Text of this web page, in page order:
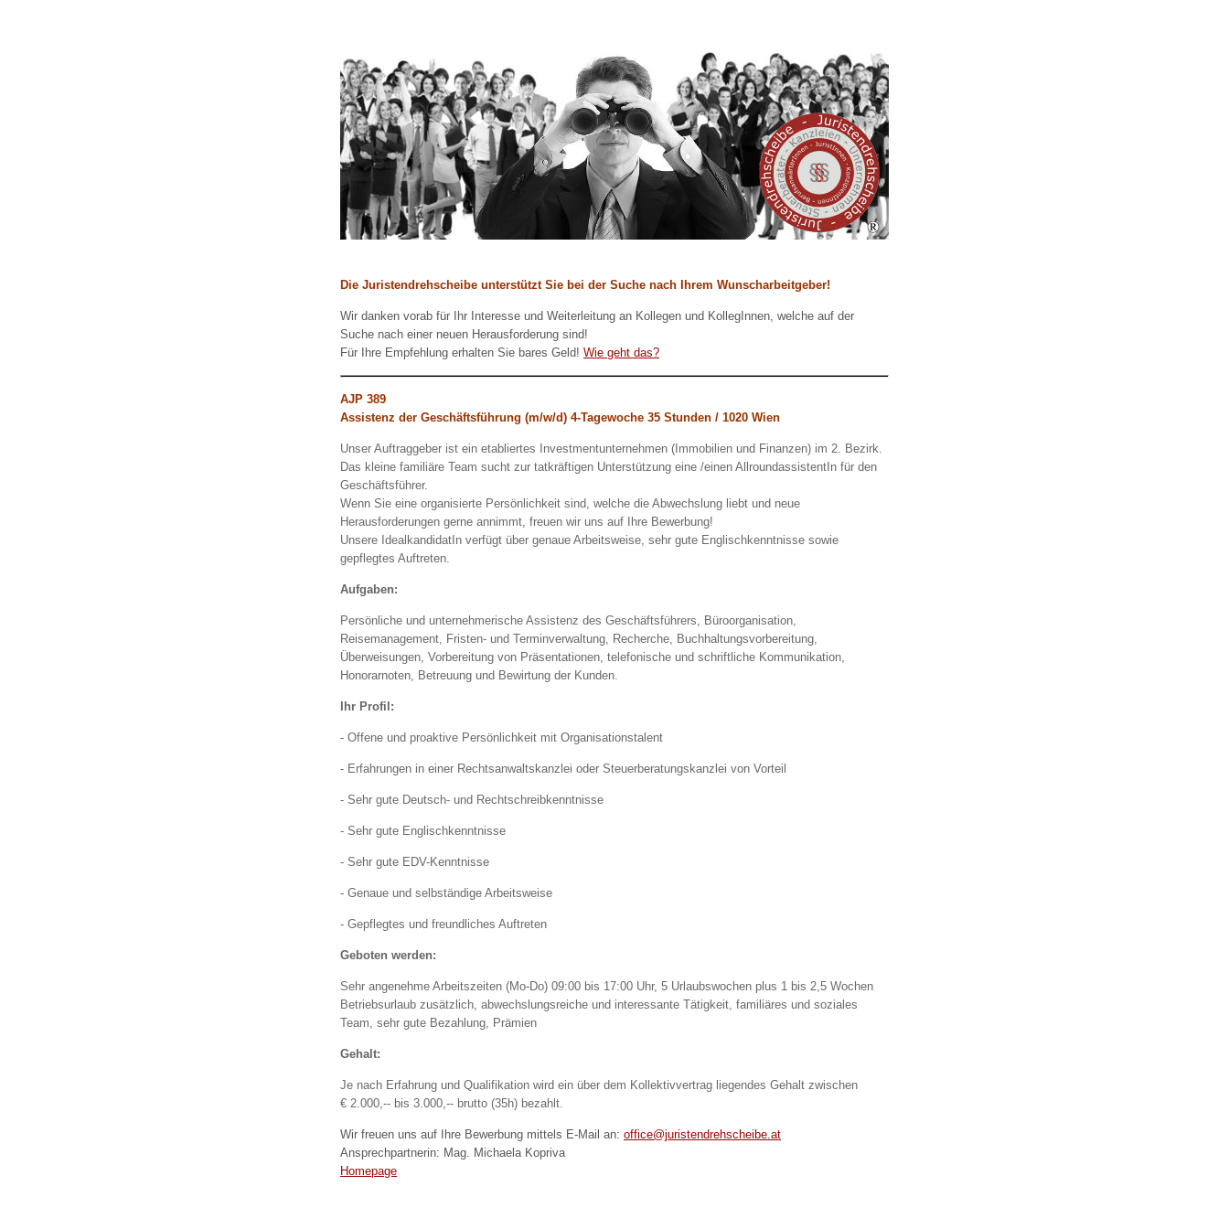
Die Juristendrehscheibe unterstützt Sie bei der Suche nach Ihrem Wunscharbeitgeber!
Wir danken vorab für Ihr Interesse und Weiterleitung an Kollegen und KollegInnen, welche auf der
Suche nach einer neuen Herausforderung sind!
Für Ihre Empfehlung erhalten Sie bares Geld! Wie geht das?
AJP 389
Assistenz der Geschäftsführung (m/w/d) 4-Tagewoche 35 Stunden / 1020 Wien
Unser Auftraggeber ist ein etabliertes Investmentunternehmen (Immobilien und Finanzen) im 2. Bezirk.
Das kleine familiäre Team sucht zur tatkräftigen Unterstützung eine /einen AllroundassistentIn für den
Geschäftsführer.
Wenn Sie eine organisierte Persönlichkeit sind, welche die Abwechslung liebt und neue
Herausforderungen gerne annimmt, freuen wir uns auf Ihre Bewerbung!
Unsere IdealkandidatIn verfügt über genaue Arbeitsweise, sehr gute Englischkenntnisse sowie
gepflegtes Auftreten.
Aufgaben:
Persönliche und unternehmerische Assistenz des Geschäftsführers, Büroorganisation,
Reisemanagement, Fristen- und Terminverwaltung, Recherche, Buchhaltungsvorbereitung,
Überweisungen, Vorbereitung von Präsentationen, telefonische und schriftliche Kommunikation,
Honorarnoten, Betreuung und Bewirtung der Kunden.
Ihr Profil:
- Offene und proaktive Persönlichkeit mit Organisationstalent
- Erfahrungen in einer Rechtsanwaltskanzlei oder Steuerberatungskanzlei von Vorteil
- Sehr gute Deutsch- und Rechtschreibkenntnisse
- Sehr gute Englischkenntnisse
- Sehr gute EDV-Kenntnisse
- Genaue und selbständige Arbeitsweise
- Gepflegtes und freundliches Auftreten
Geboten werden:
Sehr angenehme Arbeitszeiten (Mo-Do) 09:00 bis 17:00 Uhr, 5 Urlaubswochen plus 1 bis 2,5 Wochen
Betriebsurlaub zusätzlich, abwechslungsreiche und interessante Tätigkeit, familiäres und soziales
Team, sehr gute Bezahlung, Prämien
Gehalt:
Je nach Erfahrung und Qualifikation wird ein über dem Kollektivvertrag liegendes Gehalt zwischen
€ 2.000,-- bis 3.000,-- brutto (35h) bezahlt.
Wir freuen uns auf Ihre Bewerbung mittels E-Mail an: office@juristendrehscheibe.at
Ansprechpartnerin: Mag. Michaela Kopriva
Homepage